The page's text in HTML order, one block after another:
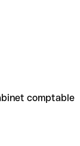
comptable